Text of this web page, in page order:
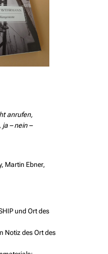
anrufen,
– nein –
Martin Ebner,
und Ort des
Notiz des Ort des